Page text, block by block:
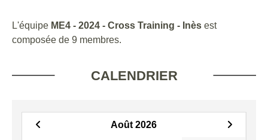
L'équipe ME4 - 2024 - Cross Training - Inès est
composée de 9 membres.
CALENDRIER
Août 2026